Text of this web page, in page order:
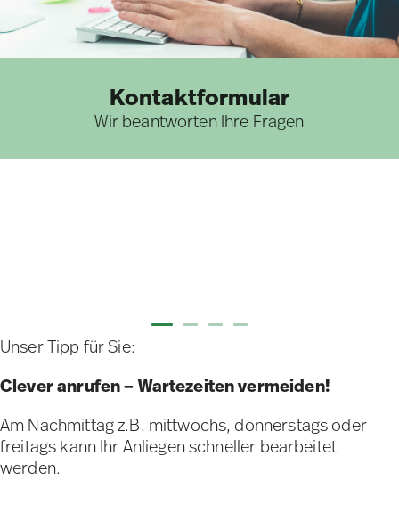
Kontaktformular
Wir beantworten Ihre Fragen
Unser Tipp für Sie:
Clever anrufen – Wartezeiten vermeiden!
Am Nachmittag z.B. mittwochs, donnerstags oder
freitags kann Ihr Anliegen schneller bearbeitet
werden.